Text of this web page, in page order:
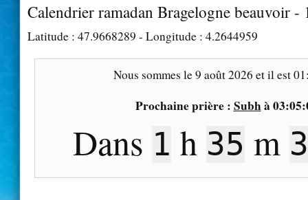
Calendrier ramadan Bragelogne beauvoir -
Latitude : 47.9668289 - Longitude : 4.2644959
Nous sommes le9 août 2026 et il est
Prochaine prière : Subhà
Dans 1 h 35 m